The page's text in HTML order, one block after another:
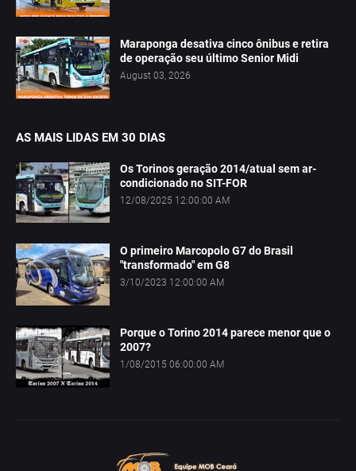
Maraponga desativa cinco ônibus e retira
de operação seu último Senior Midi
August 03, 2026
AS MAIS LIDAS EM 30 DIAS
Os Torinos geração 2014/atual sem ar-
condicionado no SIT-FOR
12/08/2025 12:00:00 AM
O primeiro Marcopolo G7 do Brasil
"transformado" em G8
3/10/2023 12:00:00 AM
Porque o Torino 2014 parece menor que o
2007?
1/08/2015 06:00:00 AM